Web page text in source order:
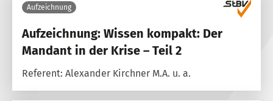
Aufzeichnung
Aufzeichnung: Wissen kompakt: Der
Mandant in der Krise – Teil 2
Referent: Alexander Kirchner M.A. u. a.